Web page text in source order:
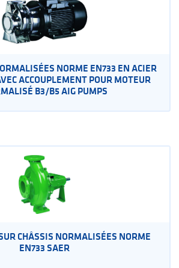
NORME EN733 EN ACIER
ACCOUPLEMENT POUR MOTEUR
B3/B5 AIG PUMPS
CHÂSSIS NORMALISÉES NORME
EN733 SAER